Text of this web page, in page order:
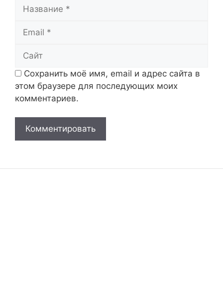
Сохранить моё имя, email и адрес сайта в
этом браузере для последующих моих
комментариев.